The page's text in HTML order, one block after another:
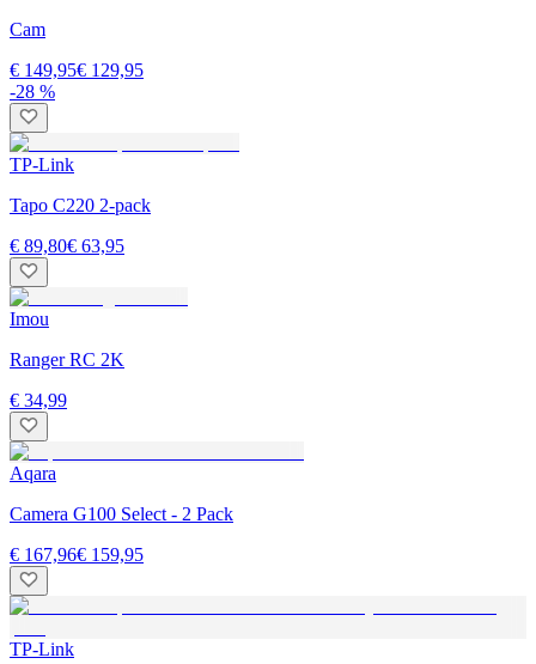
Cam
€ 149,95€ 129,95
-28 %
TP-Link
Tapo C220 2-pack
€ 89,80€ 63,95
Imou
Ranger RC 2K
€ 34,99
Aqara
Camera G100 Select - 2 Pack
€ 167,96€ 159,95
TP-Link